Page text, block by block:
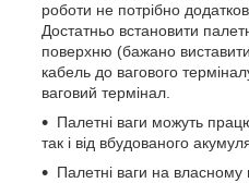
роботи не потрібно
Достатньо встановити
поверхню (бажано
кабель до вагового
ваговий термінал.
Палетні ваги можуть
так і від вбудованого
Палетні ваги на власному